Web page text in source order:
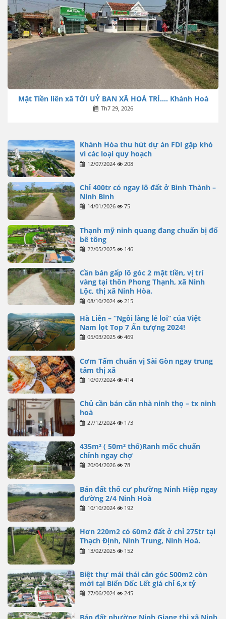
Mặt Tiền liên xã TỚI UỶ BAN XÃ HOÀ TRÍ…. Khánh Hoà
Th7 29, 2026
Khánh Hòa thu hút dự án FDI gặp khó
vì các loại quy hoạch
12/07/2024 208
Chỉ 400tr có ngay lô đất ở Bình Thành –
Ninh Bình
14/01/2026 75
Thạnh mỹ ninh quang đang chuẩn bị đổ
bê tông
22/05/2025 146
Cần bán gấp lô góc 2 mặt tiền, vị trí
vàng tại thôn Phong Thạnh, xã Ninh
Lộc, thị xã Ninh Hòa.
08/10/2024 215
Hà Liên – “Ngôi làng lẻ loi” của Việt
Nam lọt Top 7 Ấn tượng 2024!
05/03/2025 469
Cơm Tấm chuẩn vị Sài Gòn ngay trung
tâm thị xã
10/07/2024 414
Chủ cần bán căn nhà ninh thọ – tx ninh
hoà
27/12/2024 173
435m² ( 50m² thổ)Ranh mốc chuẩn
chỉnh ngay chợ
20/04/2026 78
Bán đất thổ cư phường Ninh Hiệp ngay
đường 2/4 Ninh Hoà
10/10/2024 192
Hơn 220m2 có 60m2 đất ở chỉ 275tr tại
Thạch Định, Ninh Trung, Ninh Hoà.
13/02/2025 152
Biệt thự mái thái căn góc 500m2 còn
mới tại Biển Dốc Lết giá chỉ 6,x tỷ
27/06/2024 245
Bán đất phường Ninh Giang thị xã Ninh